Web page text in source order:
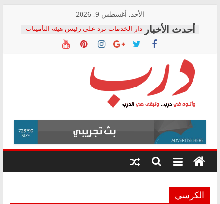
content
الأحد, أغسطس 9, 2026
دار الخدمات ترد على رئيس هيئة التأمينات
بعد مؤتمره الصحفي: إنكار الأزمة لا ينهي
معاناة أصحاب المعاشات.. ونطالب بكشف
فرحات سليمان يكتب: القطاع الصحي إلى
أين؟
حزب التحالف الشعبي يطلق لجنة “الحق
في الصحة” بالإسكندرية لرصد الانتهاكات
ودعم المرضى
الوزاري لمدينة الصحفيين.. وانتهاء أعمال
إنشاء المبنى الإداري
المجلس القومي لحقوق الإنسان يعلن
متابعة قضية الدكتور محمد زهران.. ويؤكد:
قرينة البراءة وضمانات المحاكمة العادلة
درب
وأتوه
درب..
وتبقى
هي
الكرسي